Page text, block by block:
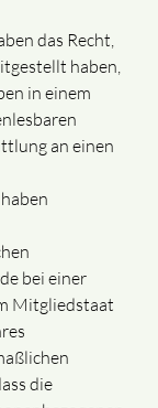
das Recht,
haben,
in einem
an einen
bei einer
Mitgliedstaat
die